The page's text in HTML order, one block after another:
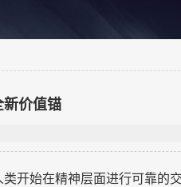
价值锚
开始在精神层面进行可靠的